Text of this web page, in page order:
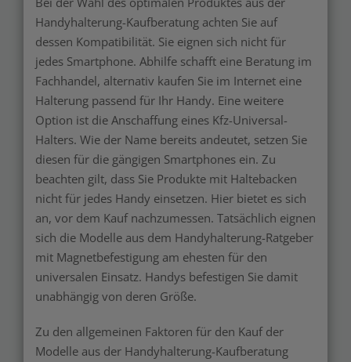
Handyhalterung-Kaufberatung achten Sie auf
dessen Kompatibilität. Sie eignen sich nicht für
jedes Smartphone. Abhilfe schafft eine Beratung im
Fachhandel, alternativ kaufen Sie im Internet eine
Halterung passend für Ihr Handy. Eine weitere
Option ist die Anschaffung eines Kfz-Universal-
Halters. Wie der Name bereits andeutet, setzen Sie
diesen für die gängigen Smartphones ein. Zu
beachten gilt, dass Sie Produkte mit Haltebacken
nicht für jedes Handy einsetzen. Hier bietet es sich
an, vor dem Kauf nachzumessen. Tatsächlich eignen
sich die Modelle aus dem Handyhalterung-Ratgeber
mit Magnetbefestigung am ehesten für den
universalen Einsatz. Handys befestigen Sie damit
unabhängig von deren Größe.
Zu den allgemeinen Faktoren für den Kauf der
Modelle aus der Handyhalterung-Kaufberatung